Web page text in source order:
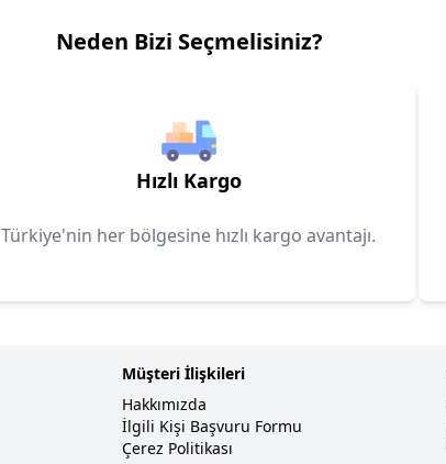
Neden Bizi Seçmelisiniz?
Hızlı Kargo
Türkiye'nin her bölgesine hızlı kargo avantajı.
Müşteri İlişkileri
Hakkımızda
İlgili Kişi Başvuru Formu
Çerez Politikası